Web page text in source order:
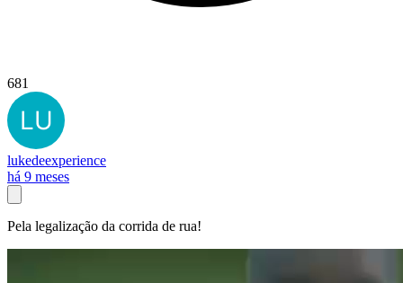
681
lukedeexperience
há 9 meses
Pela legalização da corrida de rua!